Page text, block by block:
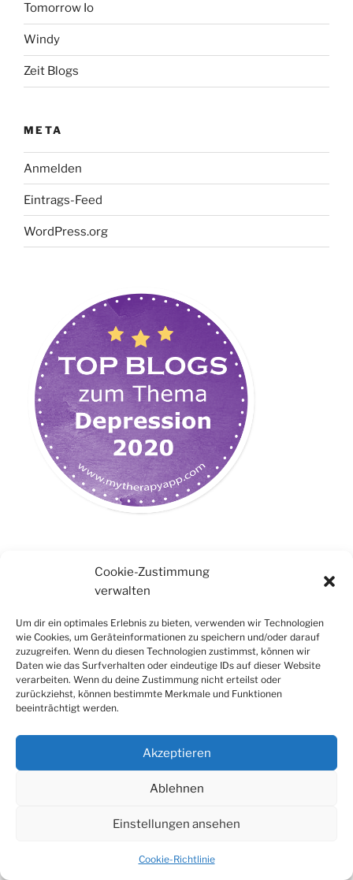
Cookie-Zustimmung
verwalten
Um dir ein optimales Erlebnis zu bieten, verwenden wir Technologien
wie Cookies, um Geräteinformationen zu speichern und/oder darauf
zuzugreifen. Wenn du diesen Technologien zustimmst, können wir
Daten wie das Surfverhalten oder eindeutige IDs auf dieser Website
verarbeiten. Wenn du deine Zustimmung nicht erteilst oder
zurückziehst, können bestimmte Merkmale und Funktionen
beeinträchtigt werden.
Akzeptieren
Ablehnen
Einstellungen ansehen
Cookie-Richtlinie
Tomorrow Io
Windy
Zeit Blogs
META
Anmelden
Eintrags-Feed
WordPress.org
Ihr findet mich auch auf Mastodon